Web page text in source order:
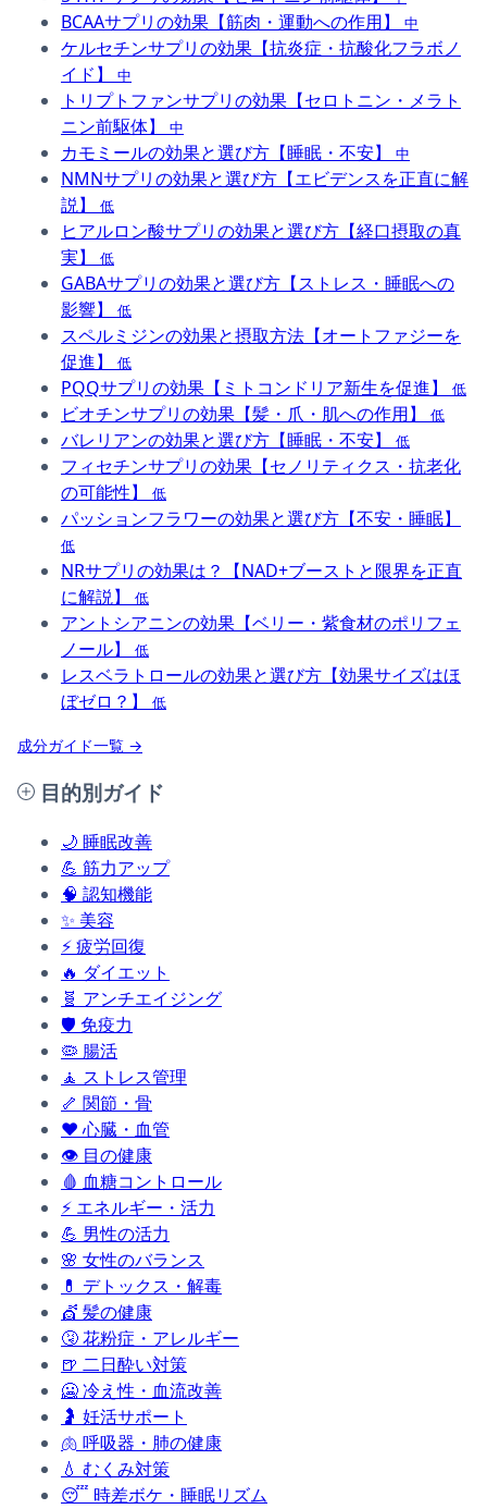
BCAAサプリの効果【筋肉・運動への作用】 中
ケルセチンサプリの効果【抗炎症・抗酸化フラボノ
イド】
中
トリプトファンサプリの効果【セロトニン・メラト
ニン前駆体】
中
カモミールの効果と選び方【睡眠・不安】 中
NMNサプリの効果と選び方【エビデンスを正直に解
説】
低
ヒアルロン酸サプリの効果と選び方【経口摂取の真
実】
低
GABAサプリの効果と選び方【ストレス・睡眠への
影響】
低
スペルミジンの効果と摂取方法【オートファジーを
促進】
低
PQQサプリの効果【ミトコンドリア新生を促進】 低
ビオチンサプリの効果【髪・爪・肌への作用】 低
バレリアンの効果と選び方【睡眠・不安】 低
フィセチンサプリの効果【セノリティクス・抗老化
の可能性】
低
パッションフラワーの効果と選び方【不安・睡眠】
低
NRサプリの効果は？【NAD+ブーストと限界を正直
に解説】
低
アントシアニンの効果【ベリー・紫食材のポリフェ
ノール】
低
レスベラトロールの効果と選び方【効果サイズはほ
ぼゼロ？】
低
成分ガイド一覧 →
目的別ガイド
🌙 睡眠改善
💪 筋力アップ
🧠 認知機能
✨ 美容
⚡疲労回復
🔥 ダイエット
🧬 アンチエイジング
🛡️ 免疫力
🦠 腸活
🧘 ストレス管理
🦴 関節・骨
❤️ 心臓・血管
👁️ 目の健康
🩸 血糖コントロール
⚡ エネルギー・活力
💪 男性の活力
🌸 女性のバランス
💊 デトックス・解毒
💇 髪の健康
🤧花粉症・アレルギー
🍺 二日酔い対策
🥶冷え性・血流改善
🤰 妊活サポート
🫁 呼吸器・肺の健康
💧 むくみ対策
😴 時差ボケ・睡眠リズム